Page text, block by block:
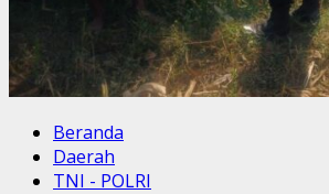
Beranda
Daerah
TNI - POLRI